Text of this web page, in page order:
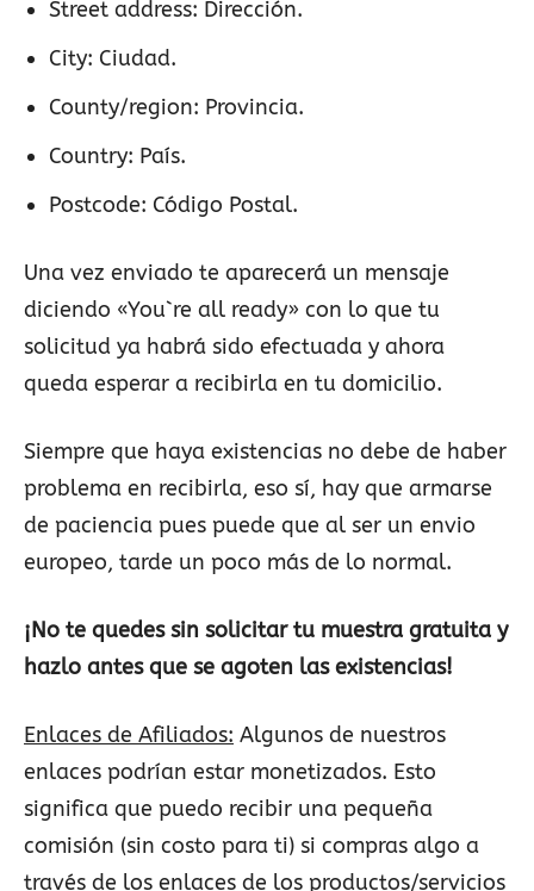
Street address: Dirección.
City: Ciudad.
County/region: Provincia.
Country: País.
Postcode: Código Postal.
Una vez enviado te aparecerá un mensaje
diciendo «You`re all ready» con lo que tu
solicitud ya habrá sido efectuada y ahora
queda esperar a recibirla en tu domicilio.
Siempre que haya existencias no debe de haber
problema en recibirla, eso sí, hay que armarse
de paciencia pues puede que al ser un envio
europeo, tarde un poco más de lo normal.
¡No te quedes sin solicitar tu muestra gratuita y
hazlo antes que se agoten las existencias!
Enlaces de Afiliados: Algunos de nuestros
enlaces podrían estar monetizados. Esto
significa que puedo recibir una pequeña
comisión (sin costo para ti) si compras algo a
través de los enlaces de los productos/servicios